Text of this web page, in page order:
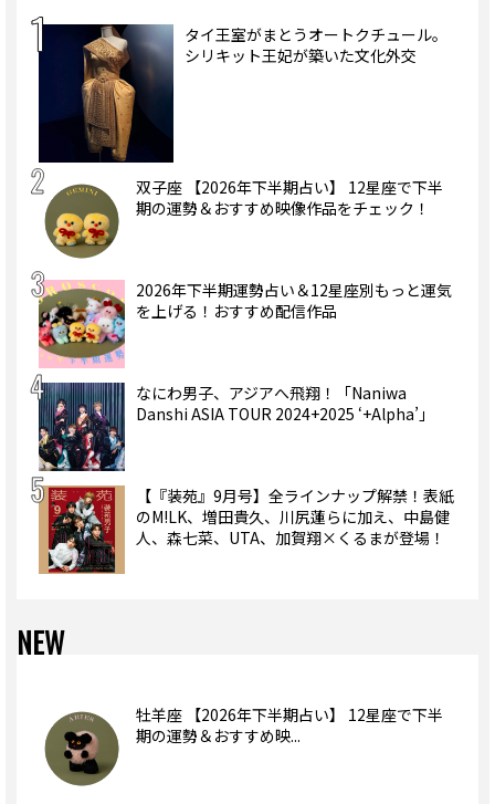
タイ王室がまとうオートクチュール。
シリキット王妃が築いた文化外交
双子座 【2026年下半期占い】 12星座で下半
期の運勢＆おすすめ映像作品をチェック！
2026年下半期運勢占い＆12星座別もっと運気
を上げる！おすすめ配信作品
なにわ男子、アジアへ飛翔！「Naniwa
Danshi ASIA TOUR 2024+2025 ‘+Alpha’」
【『装苑』9月号】全ラインナップ解禁！表紙
のM!LK、増田貴久、川尻蓮らに加え、中島健
人、森七菜、UTA、加賀翔×くるまが登場！
NEW
牡羊座 【2026年下半期占い】 12星座で下半
期の運勢＆おすすめ映...